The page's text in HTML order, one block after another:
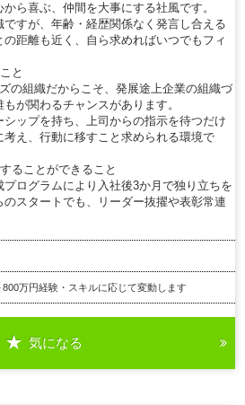
ら喜ぶ、仲間を大事にする社風です。
すが、年齢・経歴関係なく発言し合える
距離も近く、自ら求めればいつでもフィ
と
の組織だからこそ、発展途上企業の組織づ
が関わるチャンスがあります。
ップを持ち、上司からの指示を待つだけ
え、行動に移すこと求められる環境で
ることができること
プログラムにより入社後3か月で独り立ちを
スタートでも、リーダー抜擢や表彰常連
万円経験・スキルに応じて変動します
気になる